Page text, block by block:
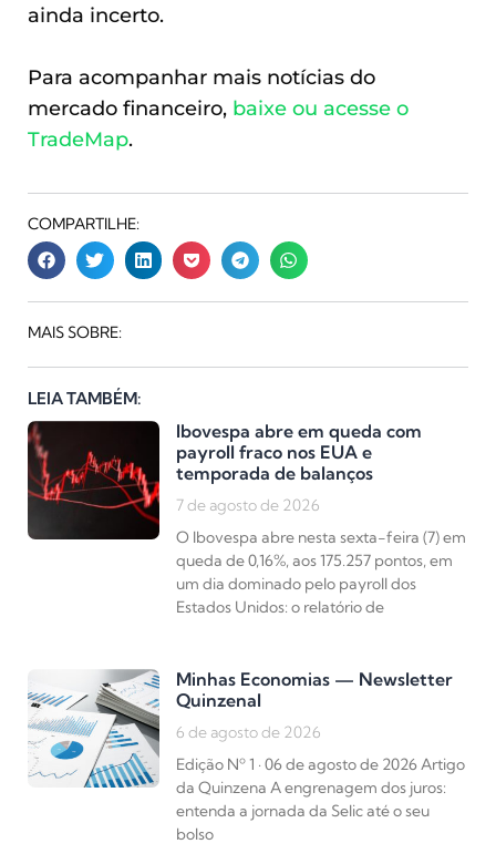
ainda incerto.
Para acompanhar mais notícias do
mercado financeiro, baixe ou acesse o
TradeMap.
COMPARTILHE:
MAIS SOBRE:
LEIA TAMBÉM:
Ibovespa abre em queda com
payroll fraco nos EUA e
temporada de balanços
7 de agosto de 2026
O Ibovespa abre nesta sexta-feira (7) em
queda de 0,16%, aos 175.257 pontos, em
um dia dominado pelo payroll dos
Estados Unidos: o relatório de
Minhas Economias — Newsletter
Quinzenal
6 de agosto de 2026
Edição Nº 1 · 06 de agosto de 2026 Artigo
da Quinzena A engrenagem dos juros:
entenda a jornada da Selic até o seu
bolso